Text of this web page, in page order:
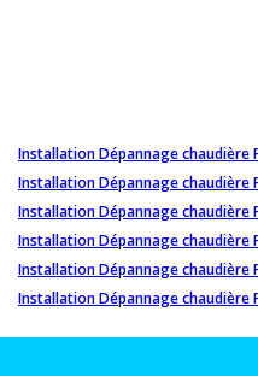
Installation Dépannage chaudière
Installation Dépannage chaudière
Installation Dépannage chaudière
Installation Dépannage chaudière
Installation Dépannage chaudière
Installation Dépannage chaudière